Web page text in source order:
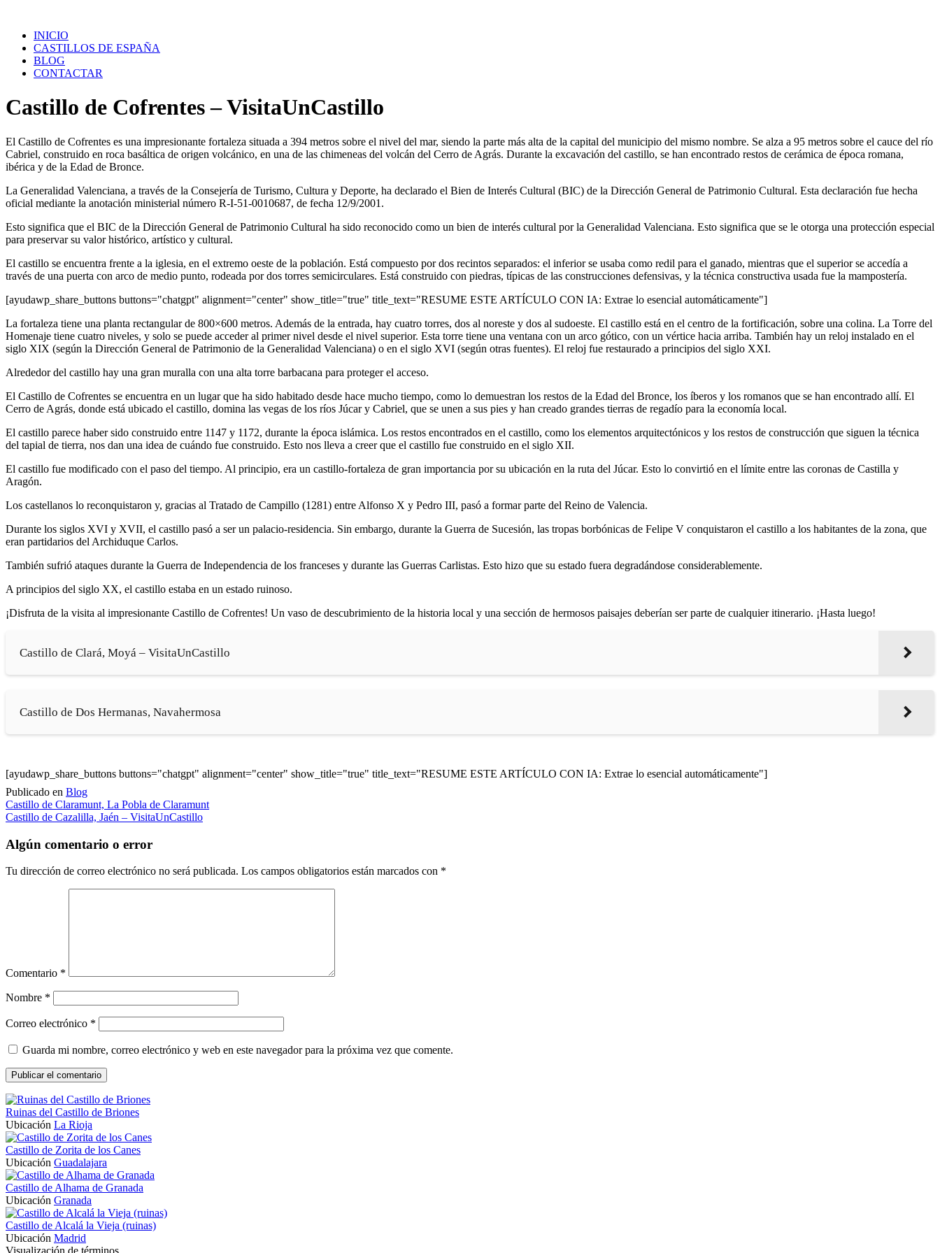
contenidoINICIO
CASTILLOS DE ESPAÑA
BLOG
CONTACTAR
Castillo de Cofrentes – VisitaUnCastillo
El Castillo de Cofrentes es una impresionante fortaleza situada a 394 metros sobre el nivel del mar, siendo la parte más alta de la capital del municipio del mismo nombre. Se alza a 95 metros sobre el cauce del río
Cabriel, construido en roca basáltica de origen volcánico, en una de las chimeneas del volcán del Cerro de Agrás. Durante la excavación del castillo, se han encontrado restos de cerámica de época romana,
ibérica y de la Edad de Bronce.
La Generalidad Valenciana, a través de la Consejería de Turismo, Cultura y Deporte, ha declarado el Bien de Interés Cultural (BIC) de la Dirección General de Patrimonio Cultural. Esta declaración fue hecha
oficial mediante la anotación ministerial número R-I-51-0010687, de fecha 12/9/2001.
Esto significa que el BIC de la Dirección General de Patrimonio Cultural ha sido reconocido como un bien de interés cultural por la Generalidad Valenciana. Esto significa que se le otorga una protección especial
para preservar su valor histórico, artístico y cultural.
El castillo se encuentra frente a la iglesia, en el extremo oeste de la población. Está compuesto por dos recintos separados: el inferior se usaba como redil para el ganado, mientras que el superior se accedía a
través de una puerta con arco de medio punto, rodeada por dos torres semicirculares. Está construido con piedras, típicas de las construcciones defensivas, y la técnica constructiva usada fue la mampostería.
[ayudawp_share_buttons buttons="chatgpt" alignment="center" show_title="true" title_text="RESUME ESTE ARTÍCULO CON IA: Extrae lo esencial automáticamente"]
La fortaleza tiene una planta rectangular de 800×600 metros. Además de la entrada, hay cuatro torres, dos al noreste y dos al sudoeste. El castillo está en el centro de la fortificación, sobre una colina. La Torre del
Homenaje tiene cuatro niveles, y solo se puede acceder al primer nivel desde el nivel superior. Esta torre tiene una ventana con un arco gótico, con un vértice hacia arriba. También hay un reloj instalado en el
siglo XIX (según la Dirección General de Patrimonio de la Generalidad Valenciana) o en el siglo XVI (según otras fuentes). El reloj fue restaurado a principios del siglo XXI.
Alrededor del castillo hay una gran muralla con una alta torre barbacana para proteger el acceso.
El Castillo de Cofrentes se encuentra en un lugar que ha sido habitado desde hace mucho tiempo, como lo demuestran los restos de la Edad del Bronce, los íberos y los romanos que se han encontrado allí. El
Cerro de Agrás, donde está ubicado el castillo, domina las vegas de los ríos Júcar y Cabriel, que se unen a sus pies y han creado grandes tierras de regadío para la economía local.
El castillo parece haber sido construido entre 1147 y 1172, durante la época islámica. Los restos encontrados en el castillo, como los elementos arquitectónicos y los restos de construcción que siguen la técnica
del tapial de tierra, nos dan una idea de cuándo fue construido. Esto nos lleva a creer que el castillo fue construido en el siglo XII.
El castillo fue modificado con el paso del tiempo. Al principio, era un castillo-fortaleza de gran importancia por su ubicación en la ruta del Júcar. Esto lo convirtió en el límite entre las coronas de Castilla y
Aragón.
Los castellanos lo reconquistaron y, gracias al Tratado de Campillo (1281) entre Alfonso X y Pedro III, pasó a formar parte del Reino de Valencia.
Durante los siglos XVI y XVII, el castillo pasó a ser un palacio-residencia. Sin embargo, durante la Guerra de Sucesión, las tropas borbónicas de Felipe V conquistaron el castillo a los habitantes de la zona, que
eran partidarios del Archiduque Carlos.
También sufrió ataques durante la Guerra de Independencia de los franceses y durante las Guerras Carlistas. Esto hizo que su estado fuera degradándose considerablemente.
A principios del siglo XX, el castillo estaba en un estado ruinoso.
¡Disfruta de la visita al impresionante Castillo de Cofrentes! Un vaso de descubrimiento de la historia local y una sección de hermosos paisajes deberían ser parte de cualquier itinerario. ¡Hasta luego!
Castillo de Clará, Moyá – VisitaUnCastillo
Castillo de Dos Hermanas, Navahermosa
[ayudawp_share_buttons buttons="chatgpt" alignment="center" show_title="true" title_text="RESUME ESTE ARTÍCULO CON IA: Extrae lo esencial automáticamente"]
Publicado en Blog
Navegación
de
entradas
Castillo de Claramunt, La Pobla de Claramunt
Castillo de Cazalilla, Jaén – VisitaUnCastillo
Algún comentario o error
Tu dirección de correo electrónico no será publicada. Los campos obligatorios están marcados con *
Comentario *
Nombre *
Correo electrónico *
Guarda mi nombre, correo electrónico y web en este navegador para la próxima vez que comente.
Ruinas del Castillo de Briones
Ubicación La Rioja
Castillo de Zorita de los Canes
Ubicación Guadalajara
Castillo de Alhama de Granada
Ubicación Granada
Castillo de Alcalá la Vieja (ruinas)
Ubicación Madrid